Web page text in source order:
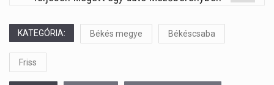
KATEGÓRIA: Békés megye Békéscsaba
Friss